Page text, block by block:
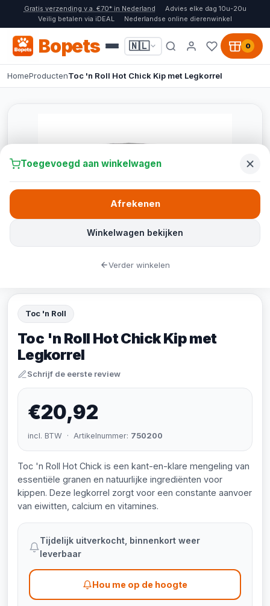
Gratis verzending v.a. €70* in Nederland
Advies elke dag 10u-20u
Veilig betalen via iDEAL
Nederlandse online dierenwinkel
Bopets 🇳🇱 0
HomeProductenToc 'n Roll Hot Chick Kip met Legkorrel
Toc 'n Roll
Toc 'n Roll Hot Chick Kip met
Legkorrel
Schrijf de eerste review
€20,92
incl. BTW · Artikelnummer: 750200
Toc 'n Roll Hot Chick is een kant-en-klare mengeling van
essentiële granen en natuurlijke ingrediënten voor
kippen. Deze legkorrel zorgt voor een constante aanvoer
van eiwitten, calcium en vitamines.
Tijdelijk uitverkocht, binnenkort weer
leverbaar
Hou me op de hoogte
Toegevoegd aan winkelwagen
Winkelwagen bekijken
Afrekenen
Verder winkelen